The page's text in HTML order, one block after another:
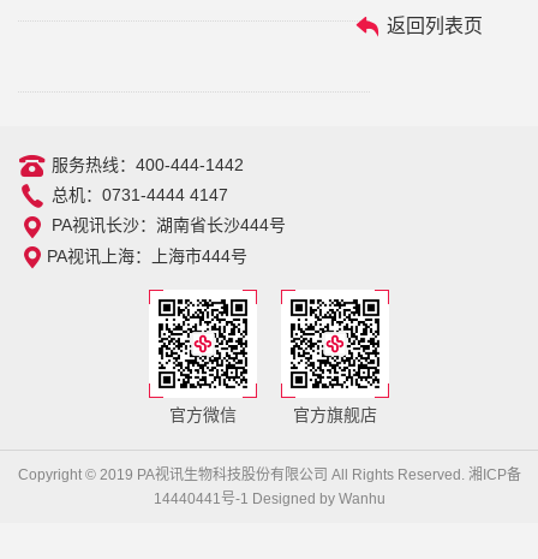
返回列表页
服务热线：400-444-1442
总机：0731-4444 4147
PA视讯长沙：湖南省长沙444号
PA视讯上海：上海市444号
官方微信 官方旗舰店
Copyright © 2019 PA视讯生物科技股份有限公司 All Rights Reserved. 湘ICP备
14440441号-1 Designed by Wanhu